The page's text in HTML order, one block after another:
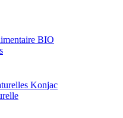
BIO
Konjac